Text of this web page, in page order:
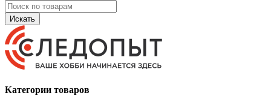
Искать
Категории товаров